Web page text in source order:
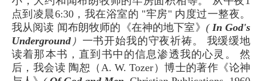
点到凌晨6:30，我在浴室的 "牢房" 内度过一整夜。
我从阅读 闻布朗牧师的《在神的地下室》 ( In God's
Underground） 一书开始我的守夜祈祷。 我缓缓地
读着那本书，直到书中的信息渗透我的心灵。 然
后，我会读 陶恕（A. W. Tozer）博士的著作《论神